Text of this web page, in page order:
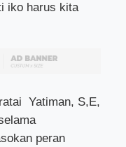
iko harus kita
Yatiman, S,E,
peran